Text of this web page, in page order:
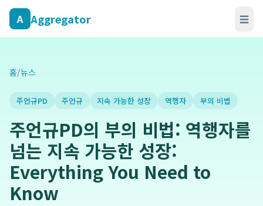
A Aggregator ☰
홈/뉴스
주언규PD 주언규 지속 가능한 성장 역행자 부의 비법
주언규PD의 부의 비법: 역행자를
넘는 지속 가능한 성장:
Everything You Need to
Know